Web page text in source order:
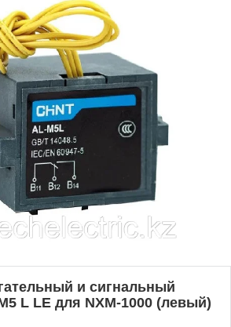
и сигнальный
L LE для NXM-1000 (левый)